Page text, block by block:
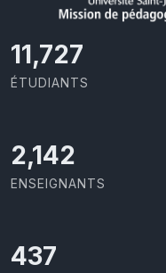
11,727
ÉTUDIANTS
2,142
ENSEIGNANTS
437